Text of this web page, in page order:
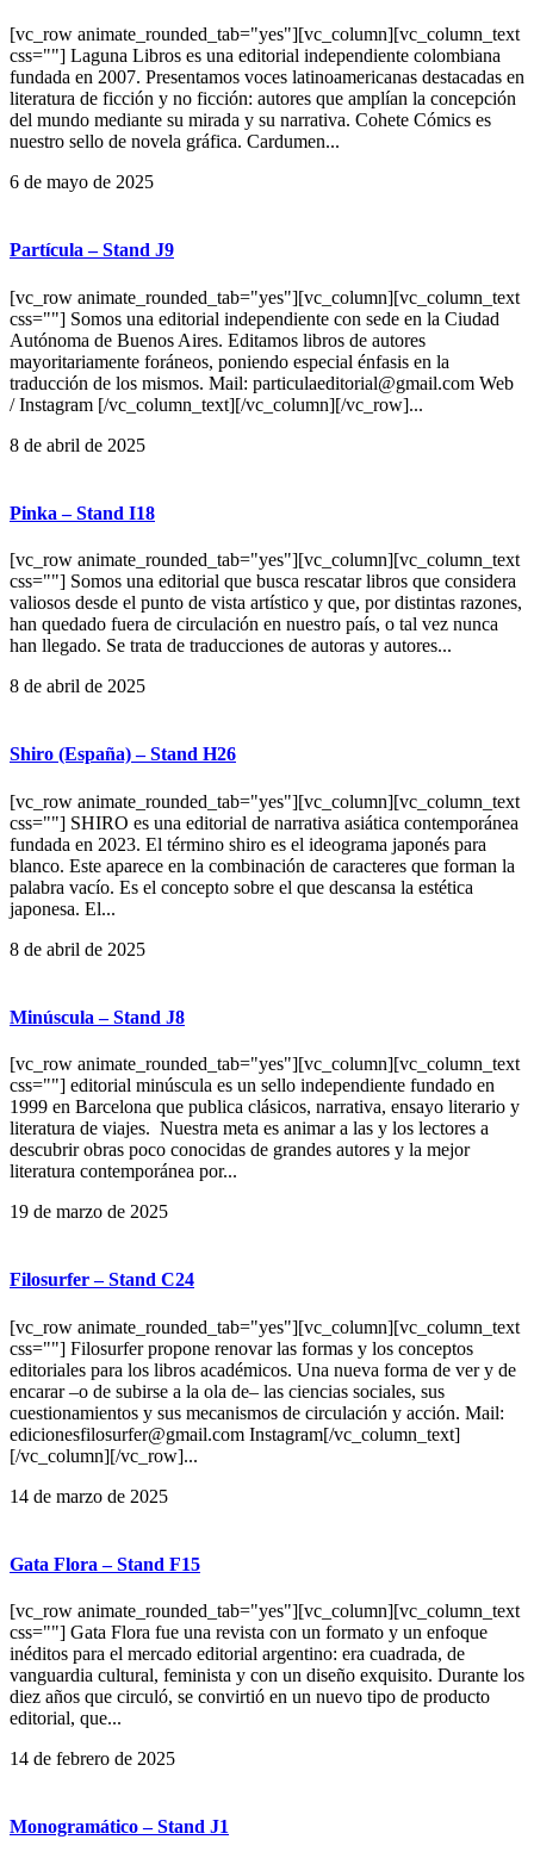
[vc_row animate_rounded_tab="yes"][vc_column][vc_column_text
css=""] Laguna Libros es una editorial independiente colombiana
fundada en 2007. Presentamos voces latinoamericanas destacadas en
literatura de ficción y no ficción: autores que amplían la concepción
del mundo mediante su mirada y su narrativa. Cohete Cómics es
nuestro sello de novela gráfica. Cardumen...
6 de mayo de 2025
Partícula – Stand J9
[vc_row animate_rounded_tab="yes"][vc_column][vc_column_text
css=""] Somos una editorial independiente con sede en la Ciudad
Autónoma de Buenos Aires. Editamos libros de autores
mayoritariamente foráneos, poniendo especial énfasis en la
traducción de los mismos. Mail: particulaeditorial@gmail.com Web
/ Instagram [/vc_column_text][/vc_column][/vc_row]...
8 de abril de 2025
Pinka – Stand I18
[vc_row animate_rounded_tab="yes"][vc_column][vc_column_text
css=""] Somos una editorial que busca rescatar libros que considera
valiosos desde el punto de vista artístico y que, por distintas razones,
han quedado fuera de circulación en nuestro país, o tal vez nunca
han llegado. Se trata de traducciones de autoras y autores...
8 de abril de 2025
Shiro (España) – Stand H26
[vc_row animate_rounded_tab="yes"][vc_column][vc_column_text
css=""] SHIRO es una editorial de narrativa asiática contemporánea
fundada en 2023. El término shiro es el ideograma japonés para
blanco. Este aparece en la combinación de caracteres que forman la
palabra vacío. Es el concepto sobre el que descansa la estética
japonesa. El...
8 de abril de 2025
Minúscula – Stand J8
[vc_row animate_rounded_tab="yes"][vc_column][vc_column_text
css=""] editorial minúscula es un sello independiente fundado en
1999 en Barcelona que publica clásicos, narrativa, ensayo literario y
literatura de viajes. Nuestra meta es animar a las y los lectores a
descubrir obras poco conocidas de grandes autores y la mejor
literatura contemporánea por...
19 de marzo de 2025
Filosurfer – Stand C24
[vc_row animate_rounded_tab="yes"][vc_column][vc_column_text
css=""] Filosurfer propone renovar las formas y los conceptos
editoriales para los libros académicos. Una nueva forma de ver y de
encarar –o de subirse a la ola de– las ciencias sociales, sus
cuestionamientos y sus mecanismos de circulación y acción. Mail:
edicionesfilosurfer@gmail.com Instagram[/vc_column_text]
[/vc_column][/vc_row]...
14 de marzo de 2025
Gata Flora – Stand F15
[vc_row animate_rounded_tab="yes"][vc_column][vc_column_text
css=""] Gata Flora fue una revista con un formato y un enfoque
inéditos para el mercado editorial argentino: era cuadrada, de
vanguardia cultural, feminista y con un diseño exquisito. Durante los
diez años que circuló, se convirtió en un nuevo tipo de producto
editorial, que...
14 de febrero de 2025
Monogramático – Stand J1